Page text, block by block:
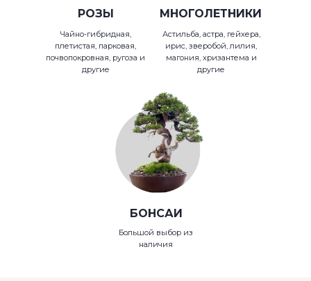
РОЗЫ
Чайно-гибридная,
плетистая, парковая,
почвопокровная, ругоза и
другие
МНОГОЛЕТНИКИ
Астильба, астра, гейхера,
ирис, зверобой, лилия,
магония, хризантема и
другие
БОНСАИ
Большой выбор из
наличия